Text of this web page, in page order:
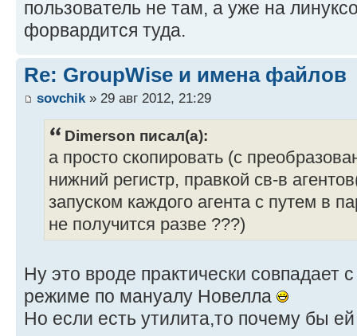
пользователь не там, а уже на
форвардится туда.
Re: GroupWise и имена файлов
sovchik» 29 авг 2012, 21:29
Dimerson писал(а):
а просто скопировать (с
нижний регистр, правкой св-в
запуском каждого агента с путем в
не получится разве ???)
Ну это вроде практически совпадает
режиме по мануалу Новелла
Но если есть утилита,то почему бы